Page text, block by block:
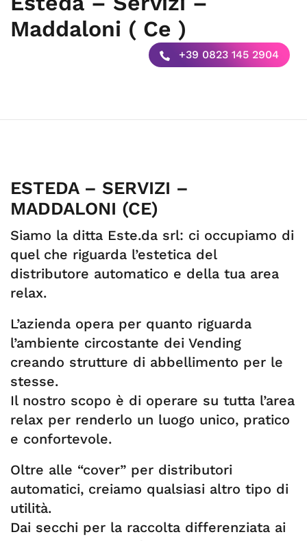
Maddaloni ( Ce )
+39 0823 145 2904
ESTEDA – SERVIZI –
MADDALONI (CE)
Siamo la ditta Este.da srl: ci occupiamo di
quel che riguarda l’estetica del
distributore automatico e della tua area
relax.
L’azienda opera per quanto riguarda
l’ambiente circostante dei Vending
creando strutture di abbellimento per le
stesse.
Il nostro scopo è di operare su tutta l’area
relax per renderlo un luogo unico, pratico
e confortevole.
Oltre alle “cover” per distributori
automatici, creiamo qualsiasi altro tipo di
utilità.
Dai secchi per la raccolta differenziata ai